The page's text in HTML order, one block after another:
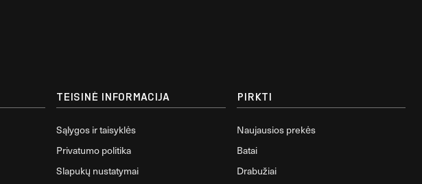
TEISINĖ INFORMACIJA
Sąlygos ir taisyklės
Privatumo politika
Slapukų nustatymai
PIRKTI
Naujausios prekės
Batai
Drabužiai